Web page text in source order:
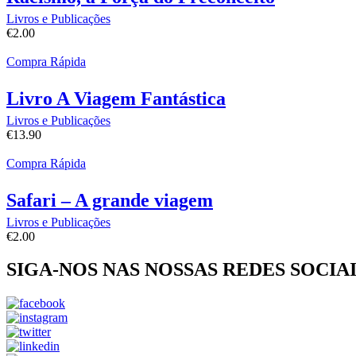
Livros e Publicações
€2.00
Compra Rápida
Livro A Viagem Fantástica
Livros e Publicações
€13.90
Compra Rápida
Safari – A grande viagem
Livros e Publicações
€2.00
SIGA-NOS NAS NOSSAS REDES